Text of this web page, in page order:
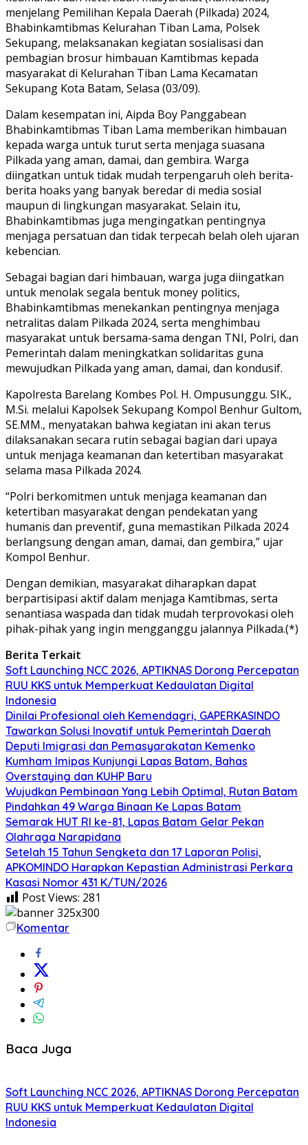
menjelang Pemilihan Kepala Daerah (Pilkada) 2024,
Bhabinkamtibmas Kelurahan Tiban Lama, Polsek
Sekupang, melaksanakan kegiatan sosialisasi dan
pembagian brosur himbauan Kamtibmas kepada
masyarakat di Kelurahan Tiban Lama Kecamatan
Sekupang Kota Batam, Selasa (03/09).
Dalam kesempatan ini, Aipda Boy Panggabean
Bhabinkamtibmas Tiban Lama memberikan himbauan
kepada warga untuk turut serta menjaga suasana
Pilkada yang aman, damai, dan gembira. Warga
diingatkan untuk tidak mudah terpengaruh oleh berita-
berita hoaks yang banyak beredar di media sosial
maupun di lingkungan masyarakat. Selain itu,
Bhabinkamtibmas juga mengingatkan pentingnya
menjaga persatuan dan tidak terpecah belah oleh ujaran
kebencian.
Sebagai bagian dari himbauan, warga juga diingatkan
untuk menolak segala bentuk money politics,
Bhabinkamtibmas menekankan pentingnya menjaga
netralitas dalam Pilkada 2024, serta menghimbau
masyarakat untuk bersama-sama dengan TNI, Polri, dan
Pemerintah dalam meningkatkan solidaritas guna
mewujudkan Pilkada yang aman, damai, dan kondusif.
Kapolresta Barelang Kombes Pol. H. Ompusunggu. SIK.,
M.Si. melalui Kapolsek Sekupang Kompol Benhur Gultom,
SE.MM., menyatakan bahwa kegiatan ini akan terus
dilaksanakan secara rutin sebagai bagian dari upaya
untuk menjaga keamanan dan ketertiban masyarakat
selama masa Pilkada 2024.
“Polri berkomitmen untuk menjaga keamanan dan
ketertiban masyarakat dengan pendekatan yang
humanis dan preventif, guna memastikan Pilkada 2024
berlangsung dengan aman, damai, dan gembira,” ujar
Kompol Benhur.
Dengan demikian, masyarakat diharapkan dapat
berpartisipasi aktif dalam menjaga Kamtibmas, serta
senantiasa waspada dan tidak mudah terprovokasi oleh
pihak-pihak yang ingin mengganggu jalannya Pilkada.(*)
Berita Terkait
Soft Launching NCC 2026, APTIKNAS Dorong Percepatan
RUU KKS untuk Memperkuat Kedaulatan Digital
Indonesia
Dinilai Profesional oleh Kemendagri, GAPERKASINDO
Tawarkan Solusi Inovatif untuk Pemerintah Daerah
Deputi Imigrasi dan Pemasyarakatan Kemenko
Kumham Imipas Kunjungi Lapas Batam, Bahas
Overstaying dan KUHP Baru
Wujudkan Pembinaan Yang Lebih Optimal, Rutan Batam
Pindahkan 49 Warga Binaan Ke Lapas Batam
Semarak HUT RI ke-81, Lapas Batam Gelar Pekan
Olahraga Narapidana
Setelah 15 Tahun Sengketa dan 17 Laporan Polisi,
APKOMINDO Harapkan Kepastian Administrasi Perkara
Kasasi Nomor 431 K/TUN/2026
Post Views: 281
Komentar
Baca Juga
Soft Launching NCC 2026, APTIKNAS Dorong Percepatan
RUU KKS untuk Memperkuat Kedaulatan Digital
Indonesia